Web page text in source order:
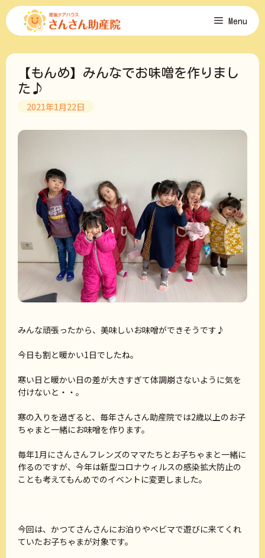
コ
ン
ツ
Menu
【もんめ】みんなでお味噌を作りまし
た♪
2021年1月22日
みんな頑張ったから、美味しいお味噌ができそうです♪
今日も割と暖かい1日でしたね。
寒い日と暖かい日の差が大きすぎて体調崩さないように気を
付けないと・・。
寒の入りを過ぎると、毎年さんさん助産院では2歳以上のお子
ちゃまと一緒にお味噌を作ります。
毎年1月にさんさんフレンズのママたちとお子ちゃまと一緒に
作るのですが、今年は新型コロナウィルスの感染拡大防止の
ことも考えてもんめでのイベントに変更しました。
今回は、かつてさんさんにお泊りやベビマで遊びに来てくれ
ていたお子ちゃまが対象です。